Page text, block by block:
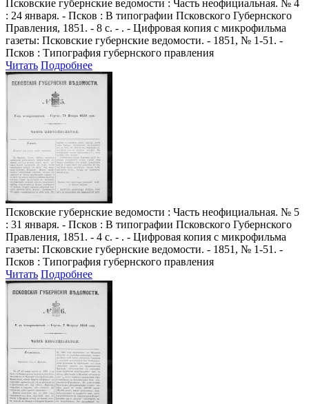
Псковские губернские ведомости : Часть неофициальная. № 4
: 24 января. - Псков : В типографии Псковского Губернского
Правления, 1851. - 8 с. - . - Цифровая копия с микрофильма
газеты: Псковские губернские ведомости. - 1851, № 1-51. -
Псков : Типография губернского правления
Читать Подробнее
Псковские губернские ведомости : Часть неофициальная. № 5
: 31 января. - Псков : В типографии Псковского Губернского
Правления, 1851. - 4 с. - . - Цифровая копия с микрофильма
газеты: Псковские губернские ведомости. - 1851, № 1-51. -
Псков : Типография губернского правления
Читать Подробнее